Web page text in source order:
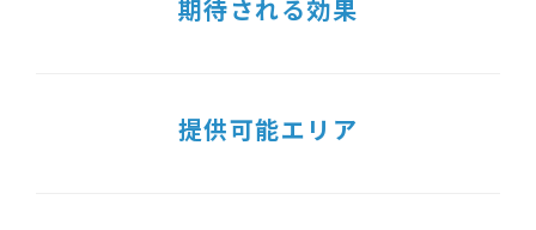
期待される効果
提供可能エリア